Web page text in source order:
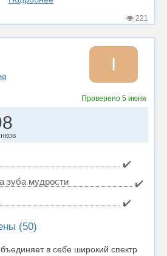
221
I
Проверено 5 июня
✔️
зуба мудрости
✔️
✔️
(50)
в себе широкий спектр